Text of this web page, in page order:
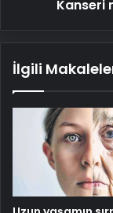
Kanseri
İlgili